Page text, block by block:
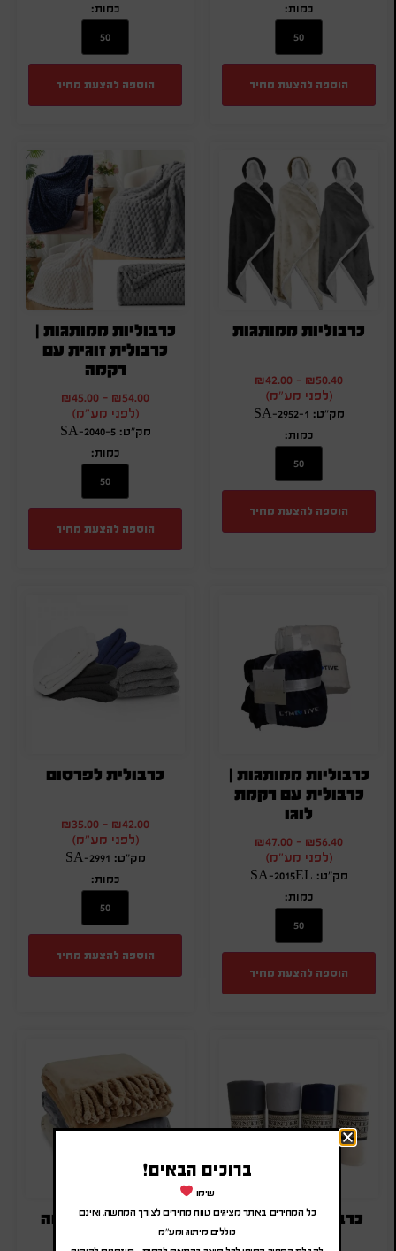
כמות:
הוספה להצעת מחיר
כמות:
הוספה להצעת מחיר
כרבוליות ממותגות
₪50.40
-
₪42.00
(לפני מע"מ)
מק"ט: SA-2952-1
כמות:
הוספה להצעת מחיר
כרבוליות ממותגות |
כרבולית זוגית עם
רקמה
₪54.00
-
₪45.00
(לפני מע"מ)
מק"ט: SA-2040-5
כמות:
הוספה להצעת מחיר
כרבוליות ממותגות |
כרבולית עם רקמת
לוגו
₪56.40
-
₪47.00
(לפני מע"מ)
מק"ט: SA-2015EL
כמות:
הוספה להצעת מחיר
כרבולית לפרסום
₪42.00
-
₪35.00
(לפני מע"מ)
מק"ט: SA-2991
כמות:
הוספה להצעת מחיר
כרבולית מבד עדין
כרבולית עם רקמה
ברוכים הבאים!
שימו
כל המחירים באתר מציגים טווח מחירים לצורך המחשה, ואינם
כוללים מיתוג ומע"מ